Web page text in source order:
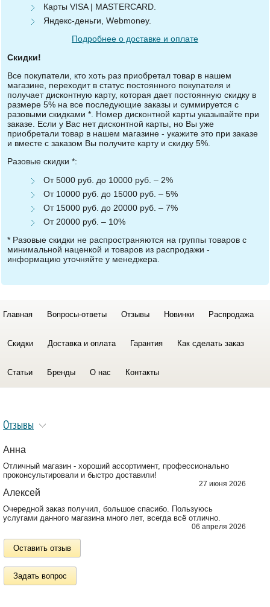
Карты VISA | MASTERCARD.
Яндекс-деньги, Webmoney.
Подробнее о доставке и оплате
Скидки!
Все покупатели, кто хоть раз приобретал товар в нашем
магазине, переходит в статус постоянного покупателя и
получает дисконтную карту, которая дает постоянную скидку в
размере 5% на все последующие заказы и суммируется с
разовыми скидками *. Номер дисконтной карты указывайте при
заказе. Если у Вас нет дисконтной карты, но Вы уже
приобретали товар в нашем магазине - укажите это при заказе
и вместе с заказом Вы получите карту и скидку 5%.
Разовые скидки *:
От 5000 руб. до 10000 руб. – 2%
От 10000 руб. до 15000 руб. – 5%
От 15000 руб. до 20000 руб. – 7%
От 20000 руб. – 10%
* Разовые скидки не распространяются на группы товаров с
минимальной наценкой и товаров из распродажи -
информацию уточняйте у менеджера.
Главная Вопросы-ответы Отзывы Новинки Распродажа
Скидки Доставка и оплата Гарантия Как сделать заказ
Статьи Бренды О нас Контакты
Отзывы
Анна
Отличный магазин - хороший ассортимент, профессионально
проконсультировали и быстро доставили!
27 июня 2026
Алексей
Очередной заказ получил, большое спасибо. Пользуюсь
услугами данного магазина много лет, всегда всё отлично.
06 апреля 2026
Оставить отзыв
Задать вопрос